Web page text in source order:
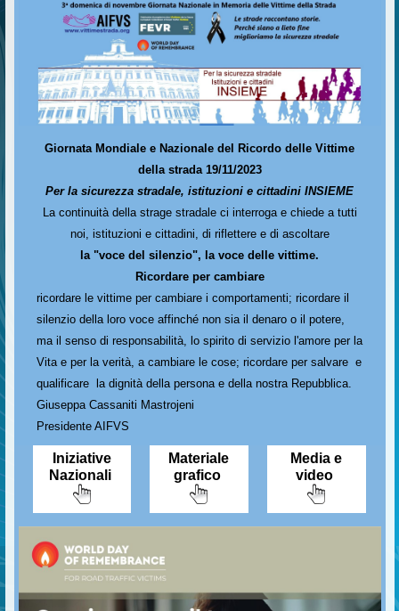
Giornata Mondiale e Nazionale del Ricordo delle Vittime
della strada 19/11/2023
Per la sicurezza stradale, istituzioni e cittadini INSIEME
La continuità della strage stradale ci interroga e chiede a tutti
noi, istituzioni e cittadini, di riflettere e di ascoltare
la "voce del silenzio", la voce delle vittime.
Ricordare per cambiare
ricordare le vittime per cambiare i comportamenti; ricordare il
silenzio della loro voce affinché non sia il denaro o il potere,
ma il senso di responsabilità, lo spirito di servizio l'amore per la
Vita e per la verità, a cambiare le cose; ricordare per salvare e
qualificare la dignità della persona e della nostra Repubblica.
Giuseppa Cassaniti Mastrojeni
Presidente AIFVS
Iniziative
Nazionali
Materiale
grafico
Media e
video